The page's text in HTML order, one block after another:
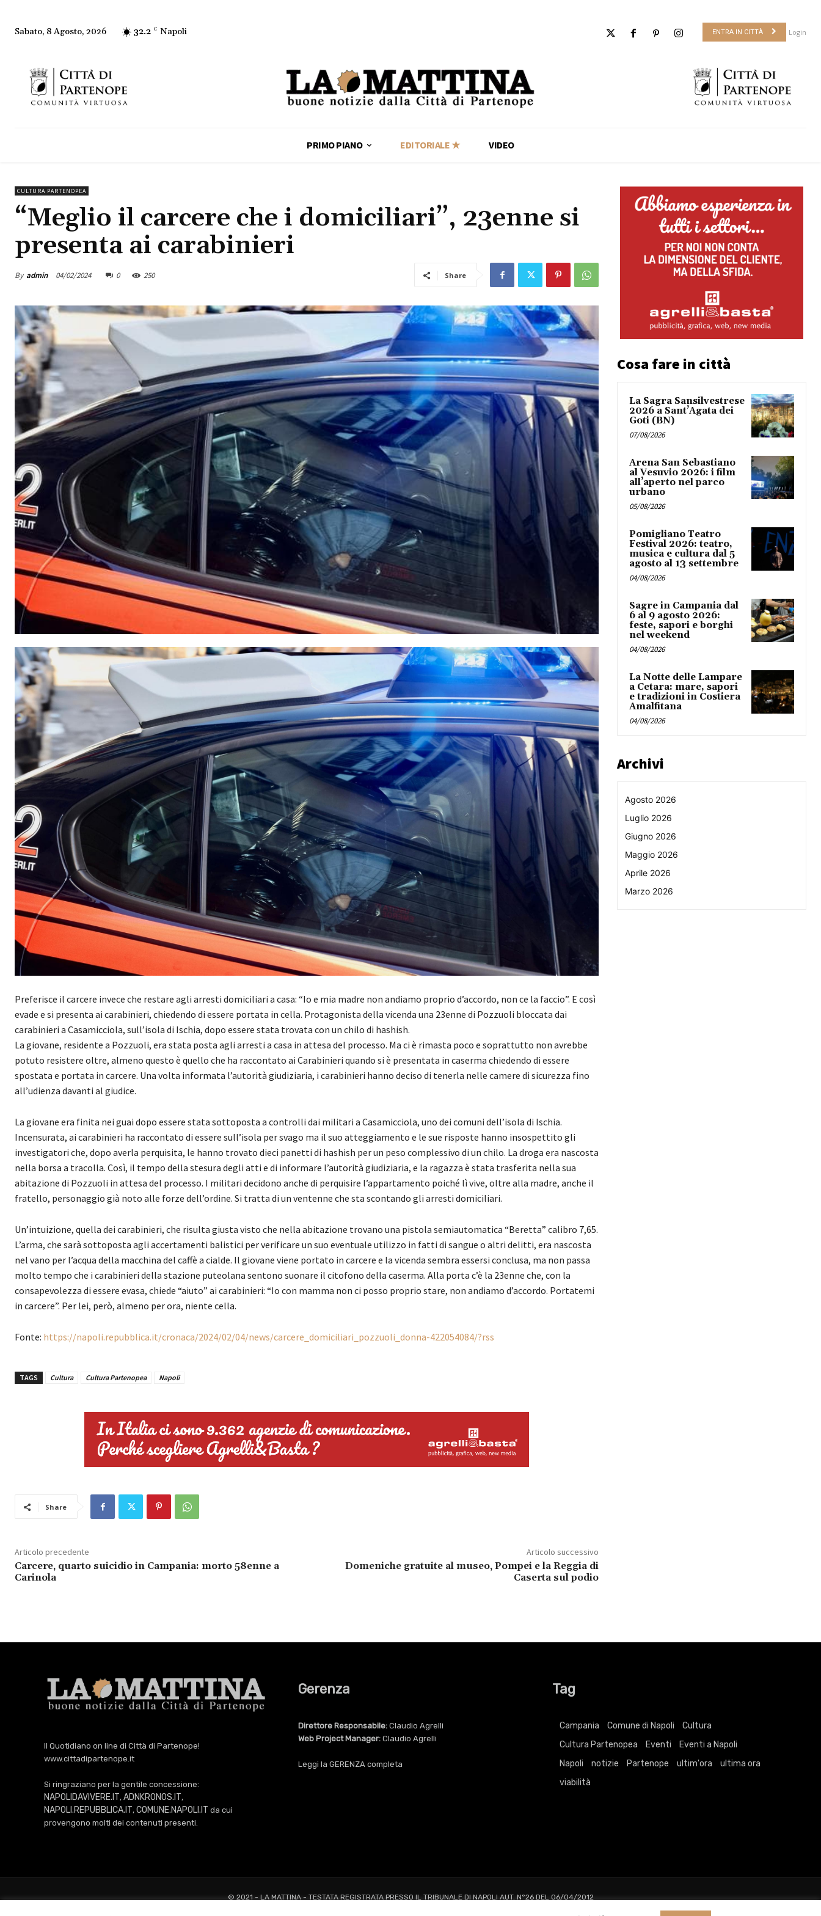
Sabato, 8 Agosto, 2026 32.2 C Napoli ENTRA IN CITTÀ Login
PRIMO PIANO EDITORIALE ★ VIDEO
CULTURA PARTENOPEA
“Meglio il carcere che i domiciliari”, 23enne si
presenta ai carabinieri
By admin 04/02/2024 0 250 Share
Preferisce il carcere invece che restare agli arresti domiciliari a casa: “Io e mia madre non andiamo proprio d’accordo, non ce la faccio”. E così
evade e si presenta ai carabinieri, chiedendo di essere portata in cella. Protagonista della vicenda una 23enne di Pozzuoli bloccata dai
carabinieri a Casamicciola, sull’isola di Ischia, dopo essere stata trovata con un chilo di hashish.
La giovane, residente a Pozzuoli, era stata posta agli arresti a casa in attesa del processo. Ma ci è rimasta poco e soprattutto non avrebbe
potuto resistere oltre, almeno questo è quello che ha raccontato ai Carabinieri quando si è presentata in caserma chiedendo di essere
spostata e portata in carcere. Una volta informata l’autorità giudiziaria, i carabinieri hanno deciso di tenerla nelle camere di sicurezza fino
all’udienza davanti al giudice.
La giovane era finita nei guai dopo essere stata sottoposta a controlli dai militari a Casamicciola, uno dei comuni dell’isola di Ischia.
Incensurata, ai carabinieri ha raccontato di essere sull’isola per svago ma il suo atteggiamento e le sue risposte hanno insospettito gli
investigatori che, dopo averla perquisita, le hanno trovato dieci panetti di hashish per un peso complessivo di un chilo. La droga era nascosta
nella borsa a tracolla. Così, il tempo della stesura degli atti e di informare l’autorità giudiziaria, e la ragazza è stata trasferita nella sua
abitazione di Pozzuoli in attesa del processo. I militari decidono anche di perquisire l’appartamento poiché lì vive, oltre alla madre, anche il
fratello, personaggio già noto alle forze dell’ordine. Si tratta di un ventenne che sta scontando gli arresti domiciliari.
Un’intuizione, quella dei carabinieri, che risulta giusta visto che nella abitazione trovano una pistola semiautomatica “Beretta” calibro 7,65.
L’arma, che sarà sottoposta agli accertamenti balistici per verificare un suo eventuale utilizzo in fatti di sangue o altri delitti, era nascosta
nel vano per l’acqua della macchina del caffè a cialde. Il giovane viene portato in carcere e la vicenda sembra essersi conclusa, ma non passa
molto tempo che i carabinieri della stazione puteolana sentono suonare il citofono della caserma. Alla porta c’è la 23enne che, con la
consapevolezza di essere evasa, chiede “aiuto” ai carabinieri: “Io con mamma non ci posso proprio stare, non andiamo d’accordo. Portatemi
in carcere”. Per lei, però, almeno per ora, niente cella.
Fonte: https://napoli.repubblica.it/cronaca/2024/02/04/news/carcere_domiciliari_pozzuoli_donna-422054084/?rss
TAGS Cultura Cultura Partenopea Napoli
Share
Articolo precedente
Carcere, quarto suicidio in Campania: morto 58enne a
Carinola
Articolo successivo
Domeniche gratuite al museo, Pompei e la Reggia di
Caserta sul podio
Cosa fare in città
La Sagra Sansilvestrese
2026 a Sant’Agata dei
Goti (BN)
07/08/2026
Arena San Sebastiano
al Vesuvio 2026: i film
all’aperto nel parco
urbano
05/08/2026
Pomigliano Teatro
Festival 2026: teatro,
musica e cultura dal 5
agosto al 13 settembre
04/08/2026
Sagre in Campania dal
6 al 9 agosto 2026:
feste, sapori e borghi
nel weekend
04/08/2026
La Notte delle Lampare
a Cetara: mare, sapori
e tradizioni in Costiera
Amalfitana
04/08/2026
Archivi
Agosto 2026
Luglio 2026
Giugno 2026
Maggio 2026
Aprile 2026
Marzo 2026
Il Quotidiano on line di Città di Partenope!
www.cittadipartenope.it
Si ringraziano per la gentile concessione:
NAPOLIDAVIVERE.IT, ADNKRONOS.IT,
NAPOLI.REPUBBLICA.IT, COMUNE.NAPOLI.IT da cui
provengono molti dei contenuti presenti.
Gerenza
Direttore Responsabile: Claudio Agrelli
Web Project Manager: Claudio Agrelli
Leggi la GERENZA completa
Tag
Campania Comune di Napoli
Cultura
Cultura Partenopea
Eventi
Eventi a Napoli
Napoli
notizie Partenope ultim'ora
ultima ora
viabilità
© 2021 - LA MATTINA - TESTATA REGISTRATA PRESSO IL TRIBUNALE DI NAPOLI AUT. N°26 DEL 06/04/2012